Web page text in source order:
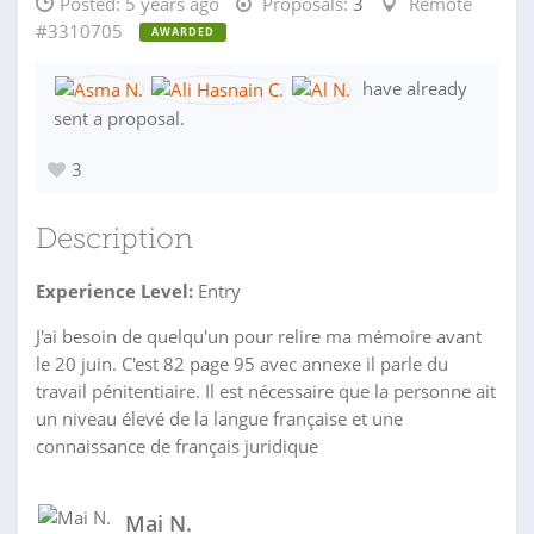
#3310705
AWARDED
have already
sent a proposal.
3
Description
Experience Level: Entry
J'ai besoin de quelqu'un pour relire ma mémoire avant
le 20 juin. C'est 82 page 95 avec annexe il parle du
travail pénitentiaire. Il est nécessaire que la personne ait
un niveau élevé de la langue française et une
connaissance de français juridique
Mai N.